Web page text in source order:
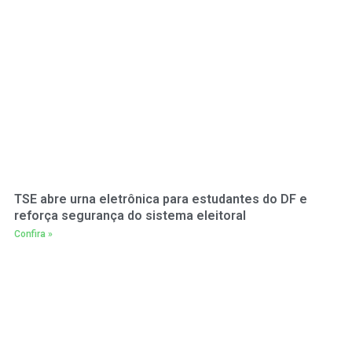
TSE abre urna eletrônica para estudantes do DF e
reforça segurança do sistema eleitoral
Confira »